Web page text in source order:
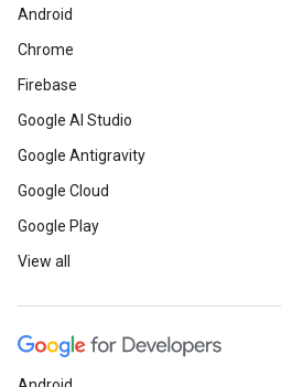
Android
Chrome
Firebase
Google AI Studio
Google Antigravity
Google Cloud
Google Play
View all